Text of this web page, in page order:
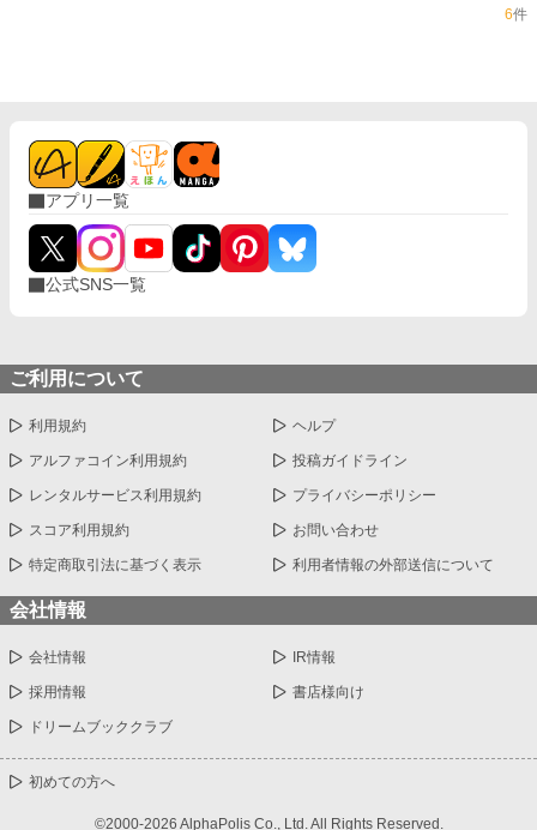
6件
アプリ一覧
公式SNS一覧
ご利用について
利用規約 ヘルプ
アルファコイン利用規約 投稿ガイドライン
レンタルサービス利用規約 プライバシーポリシー
スコア利用規約 お問い合わせ
特定商取引法に基づく表示 利用者情報の外部送信について
会社情報
会社情報 IR情報
採用情報 書店様向け
ドリームブッククラブ
初めての方へ
©2000-2026 AlphaPolis Co., Ltd. All Rights Reserved.